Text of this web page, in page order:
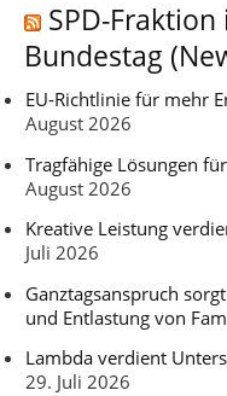
SPD-
Bundestag
EU-Richtlinie für mehr
August 2026
Tragfähige Lösungen
August 2026
Kreative Leistung
Juli 2026
Ganztagsanspruch
und Entlastung von
Lambda verdient
29. Juli 2026